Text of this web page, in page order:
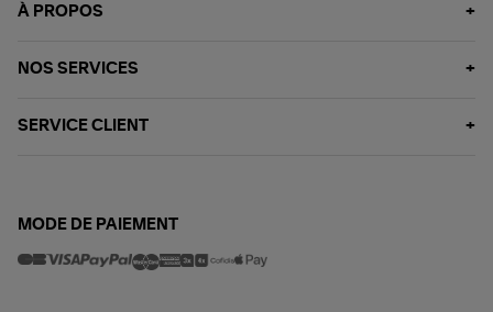
À PROPOS
NOS SERVICES
SERVICE CLIENT
MODE DE PAIEMENT